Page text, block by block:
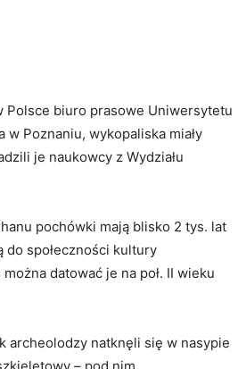
Polsce biuro prasowe Uniwersytetu
w Poznaniu, wykopaliska miały
je naukowcy z Wydziału
pochówki mają blisko 2 tys. lat
do społeczności kultury
datować je na poł. II wieku
archeolodzy natknęli się w nasypie